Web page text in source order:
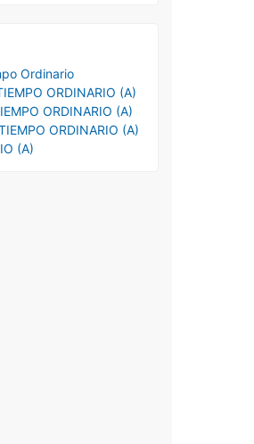
Ordinario
ORDINARIO (A)
ORDINARIO (A)
ORDINARIO (A)
(A)